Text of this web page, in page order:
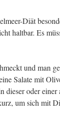
Diät
haltbar. Es
und man
Salate mit
dieser oder
um sich mit